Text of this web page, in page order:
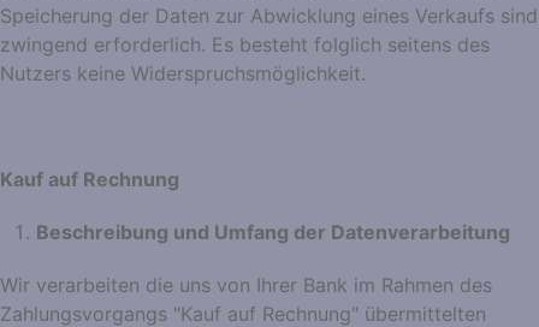
Speicherung der Daten zur Abwicklung eines Verkaufs sind
zwingend erforderlich. Es besteht folglich seitens des
Nutzers keine Widerspruchsmöglichkeit.
Kauf auf Rechnung
Beschreibung und Umfang der Datenverarbeitung
Wir verarbeiten die uns von Ihrer Bank im Rahmen des
Zahlungsvorgangs "Kauf auf Rechnung" übermittelten